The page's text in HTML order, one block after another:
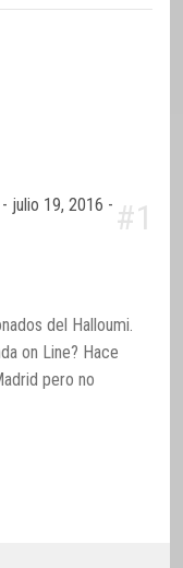
- julio 19, 2016 - #1
del Halloumi.
on Line? Hace
pero no